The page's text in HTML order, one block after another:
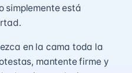
simplemente está
en la cama toda la
mantente firme y